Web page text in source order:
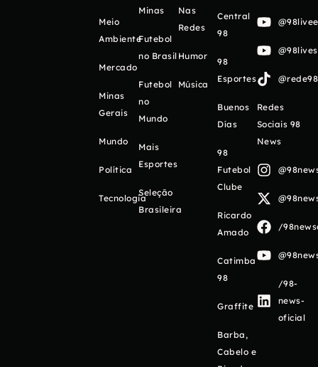
Meio
Ambiente
Mercado
Minas
Gerais
Mundo
Política
Tecnologia
Minas
Futebol
no Brasil
Futebol
no
Mundo
Mais
Esportes
Seleção
Brasileira
Nas
Redes
Humor
Música
Central
98
98
Esportes
Buenos
Días
98
Futebol
Clube
Ricardo
Amado
Catimba
98
Graffite
Barba,
Cabelo e
Redes
Sociais 98
News
/
/98-
news-
oficial